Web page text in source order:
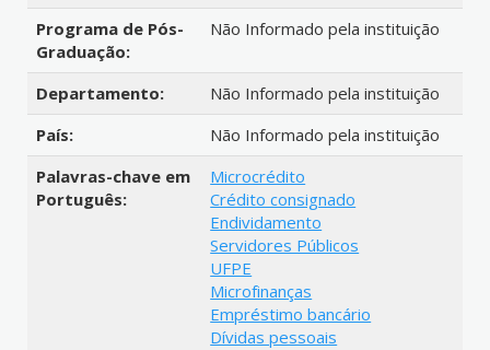
Programa de Pós-
Graduação:
Não Informado pela instituição
Departamento:
Não Informado pela instituição
País:
Não Informado pela instituição
Palavras-chave em
Português:
Microcrédito
Crédito consignado
Endividamento
Servidores Públicos
UFPE
Microfinanças
Empréstimo bancário
Dívidas pessoais